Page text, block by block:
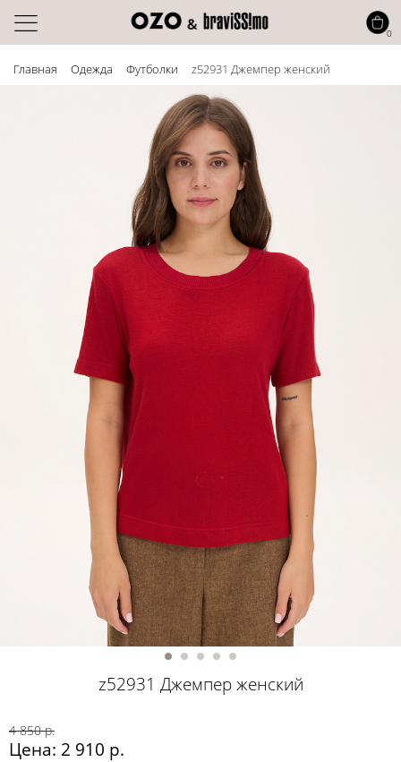
Главная Одежда Футболки z52931 Джемпер женский
z52931 Джемпер женский
4 850 р.
Цена: 2 910 р.
0